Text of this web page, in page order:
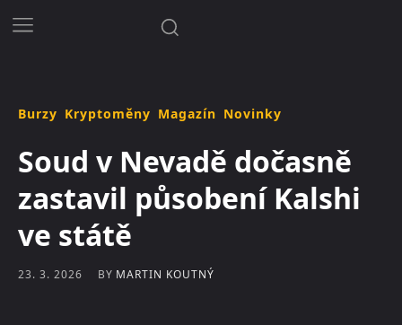
Burzy Kryptoměny Magazín Novinky
Soud v Nevadě dočasně
zastavil působení Kalshi
ve státě
23. 3. 2026 BY MARTIN KOUTNÝ